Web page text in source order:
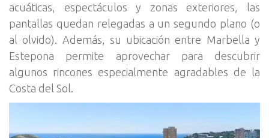
acuáticas, espectáculos y zonas exteriores, las
pantallas quedan relegadas a un segundo plano (o
al olvido). Además, su ubicación entre Marbella y
Estepona permite aprovechar para descubrir
algunos rincones especialmente agradables de la
Costa del Sol.